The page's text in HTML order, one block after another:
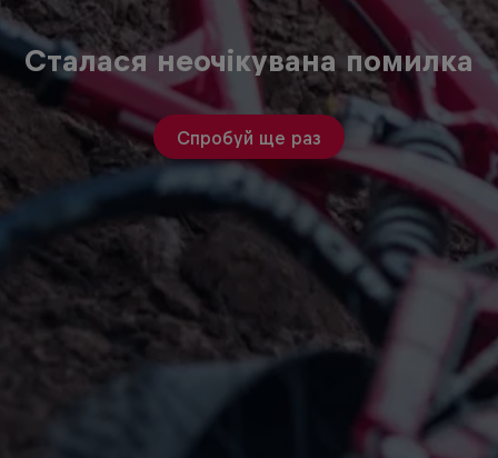
Сталася неочікувана помилка
Спробуй ще раз